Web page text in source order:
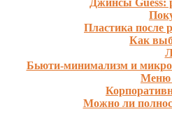
Пластика после
Как
Бьюти-минимализм и
Меню
Можно ли